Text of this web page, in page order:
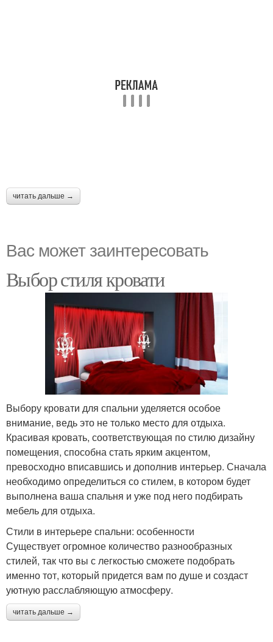
читать дальше →
Вас может заинтересовать
Выбор стиля кровати
Выбору кровати для спальни уделяется особое
внимание, ведь это не только место для отдыха.
Красивая кровать, соответствующая по стилю дизайну
помещения, способна стать ярким акцентом,
превосходно вписавшись и дополнив интерьер. Сначала
необходимо определиться со стилем, в котором будет
выполнена ваша спальня и уже под него подбирать
мебель для отдыха.
Стили в интерьере спальни: особенности
Существует огромное количество разнообразных
стилей, так что вы с легкостью сможете подобрать
именно тот, который придется вам по душе и создаст
уютную расслабляющую атмосферу.
читать дальше →